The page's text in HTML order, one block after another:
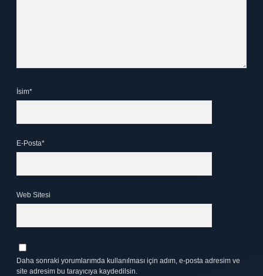
İsim*
E-Posta*
Web Sitesi
Daha sonraki yorumlarımda kullanılması için adım, e-posta adresim ve
site adresim bu tarayıcıya kaydedilsin.